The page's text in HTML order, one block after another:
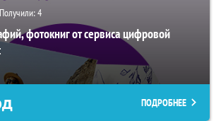
Получили:4
фотокниг от сервиса цифровой
ПОДРОБНЕЕ